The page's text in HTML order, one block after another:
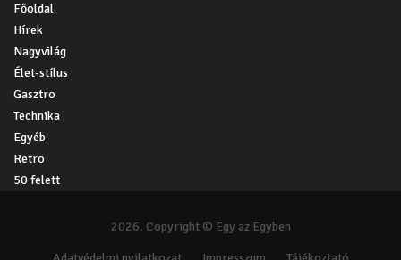
Főoldal
Hírek
Nagyvilág
Élet-stílus
Gasztro
Technika
Egyéb
Retro
50 felett
2026. Copyright © Egy az Egyben